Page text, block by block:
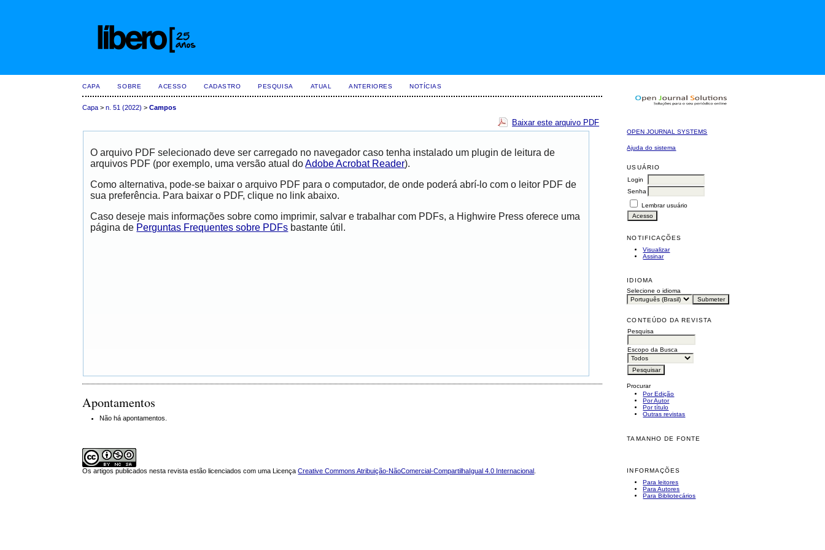
OPEN JOURNAL SYSTEMS
Ajuda do sistema
USUÁRIO
Login
Senha
Lembrar usuário
NOTIFICAÇÕES
Visualizar
Assinar
IDIOMA
Selecione o idioma
CONTEÚDO DA REVISTA
Pesquisa
Escopo da Busca
Procurar
Por Edição
Por Autor
Por título
Outras revistas
TAMANHO DE FONTE
INFORMAÇÕES
Para leitores
Para Autores
Para Bibliotecários
CAPA SOBRE ACESSO CADASTRO PESQUISA ATUAL ANTERIORES NOTÍCIAS
Capa >n. 51 (2022) >Campos
Baixar este arquivo PDF
O arquivo PDF selecionado deve ser carregado no navegador caso tenha instalado um plugin de leitura de
arquivos PDF (por exemplo, uma versão atual doAdobe Acrobat Reader).
Como alternativa, pode-se baixar o arquivo PDF para o computador, de onde poderá abrí-lo com o leitor PDF de
sua preferência. Para baixar o PDF, clique no link abaixo.
Caso deseje mais informações sobre como imprimir, salvar e trabalhar com PDFs, a Highwire Press oferece uma
página de Perguntas Frequentes sobre PDFs bastante útil.
Apontamentos
Não há apontamentos.
Os artigos publicados nesta revista estão licenciados com uma LicençaCreative Commons Atribuição-NãoComercial-CompartilhaIgual 4.0 Internacional